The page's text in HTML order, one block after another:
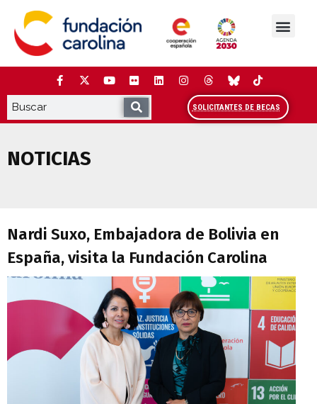
contenido
SOLICITANTES DE BECAS
NOTICIAS
Nardi Suxo, Embajadora de Bolivia en
España, visita la Fundación Carolina